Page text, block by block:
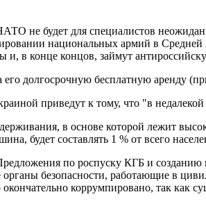
не будет для специалистов
национальных армий в
и, в конце концов, займут
долгосрочную бесплатную аренду
приведут к тому, что "в
в основе которой лежит
будет составлять 1 % от всего
по роспуску КГБ и созданию
безопасности, работающие в
коррумпировано, так как